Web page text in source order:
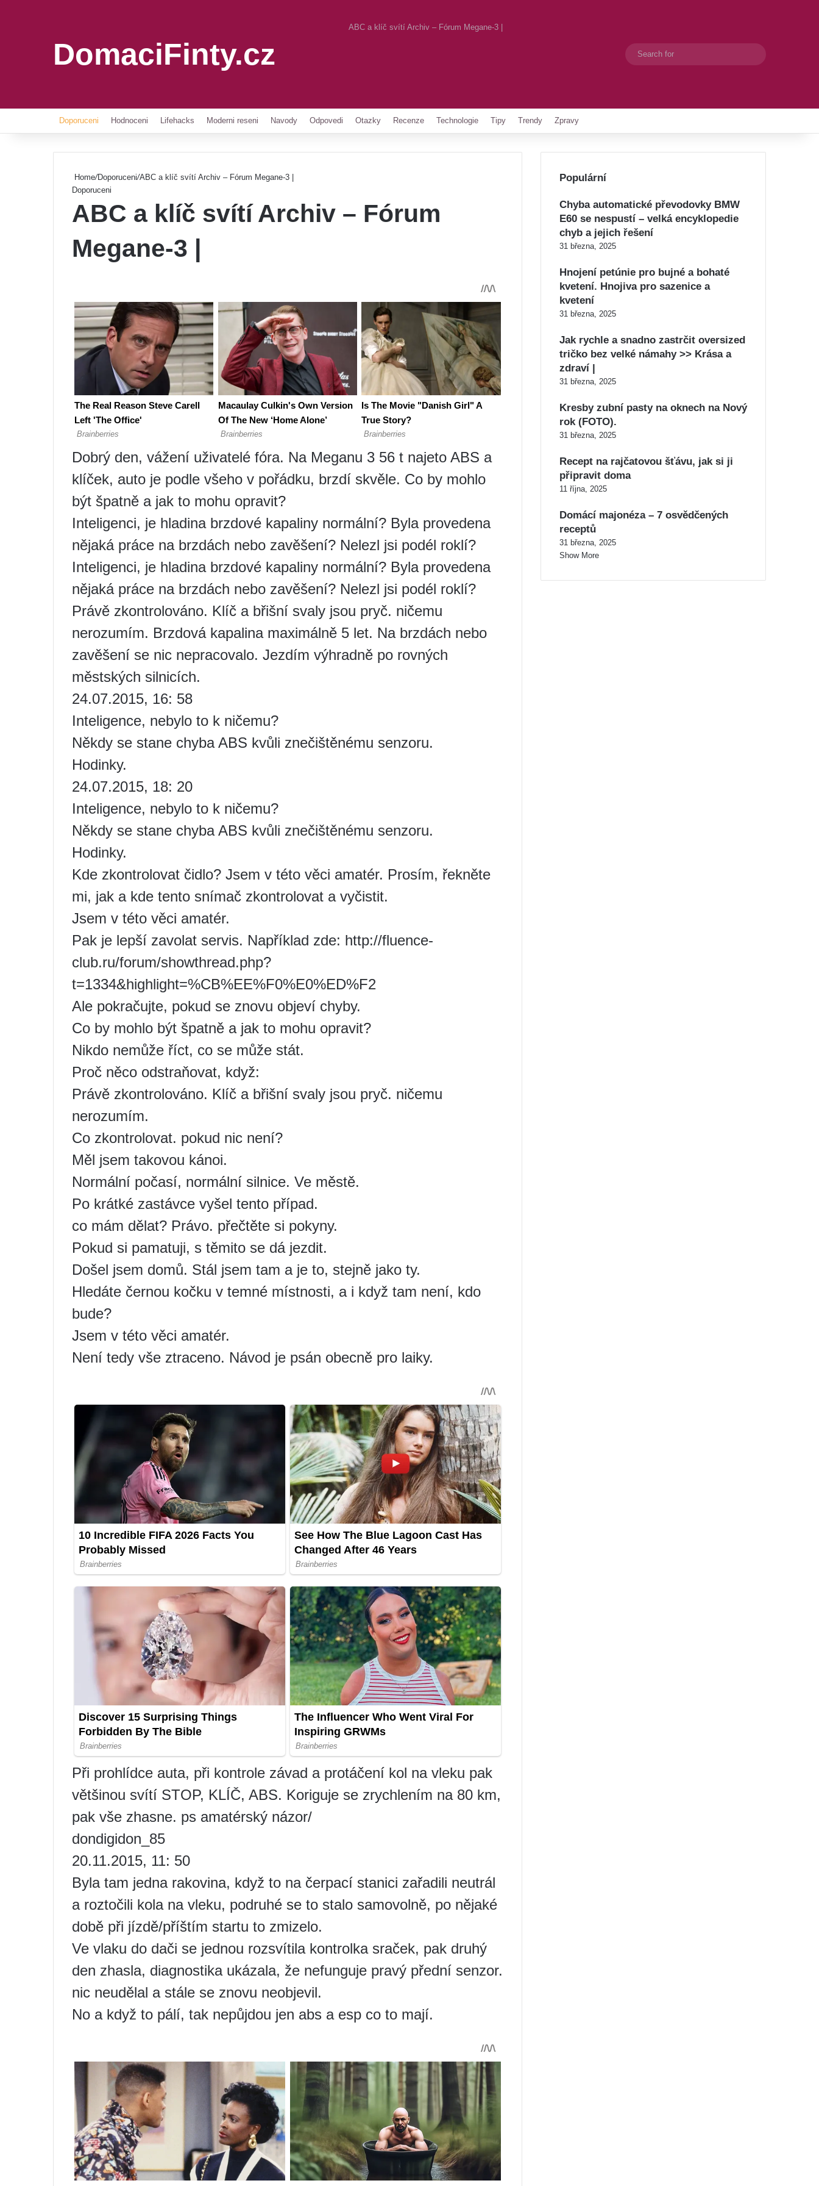
DomaciFinty.cz
ABC a klíč svítí Archiv – Fórum Megane-3 |
Switch skin
Doporuceni Hodnoceni Lifehacks Moderni reseni Navody Odpovedi Otazky Recenze Technologie Tipy Trendy Zpravy
Home/Doporuceni/ABC a klíč svítí Archiv – Fórum Megane-3 |
Doporuceni
ABC a klíč svítí Archiv – Fórum
Megane-3 |
Dobrý den, vážení uživatelé fóra. Na Meganu 3 56 t najeto ABS a
klíček, auto je podle všeho v pořádku, brzdí skvěle. Co by mohlo
být špatně a jak to mohu opravit?
Inteligenci, je hladina brzdové kapaliny normální? Byla provedena
nějaká práce na brzdách nebo zavěšení? Nelezl jsi podél roklí?
Inteligenci, je hladina brzdové kapaliny normální? Byla provedena
nějaká práce na brzdách nebo zavěšení? Nelezl jsi podél roklí?
Právě zkontrolováno. Klíč a břišní svaly jsou pryč. ničemu
nerozumím. Brzdová kapalina maximálně 5 let. Na brzdách nebo
zavěšení se nic nepracovalo. Jezdím výhradně po rovných
městských silnicích.
24.07.2015, 16: 58
Inteligence, nebylo to k ničemu?
Někdy se stane chyba ABS kvůli znečištěnému senzoru.
Hodinky.
24.07.2015, 18: 20
Inteligence, nebylo to k ničemu?
Někdy se stane chyba ABS kvůli znečištěnému senzoru.
Hodinky.
Kde zkontrolovat čidlo? Jsem v této věci amatér. Prosím, řekněte
mi, jak a kde tento snímač zkontrolovat a vyčistit.
Jsem v této věci amatér.
Pak je lepší zavolat servis. Například zde: http://fluence-
club.ru/forum/showthread.php?
t=1334&highlight=%CB%EE%F0%E0%ED%F2
Ale pokračujte, pokud se znovu objeví chyby.
Co by mohlo být špatně a jak to mohu opravit?
Nikdo nemůže říct, co se může stát.
Proč něco odstraňovat, když:
Právě zkontrolováno. Klíč a břišní svaly jsou pryč. ničemu
nerozumím.
Co zkontrolovat. pokud nic není?
Měl jsem takovou kánoi.
Normální počasí, normální silnice. Ve městě.
Po krátké zastávce vyšel tento případ.
co mám dělat? Právo. přečtěte si pokyny.
Pokud si pamatuji, s těmito se dá jezdit.
Došel jsem domů. Stál jsem tam a je to, stejně jako ty.
Hledáte černou kočku v temné místnosti, a i když tam není, kdo
bude?
Jsem v této věci amatér.
Není tedy vše ztraceno. Návod je psán obecně pro laiky.
Při prohlídce auta, při kontrole závad a protáčení kol na vleku pak
většinou svítí STOP, KLÍČ, ABS. Koriguje se zrychlením na 80 km,
pak vše zhasne. ps amatérský názor/
dondigidon_85
20.11.2015, 11: 50
Byla tam jedna rakovina, když to na čerpací stanici zařadili neutrál
a roztočili kola na vleku, podruhé se to stalo samovolně, po nějaké
době při jízdě/příštím startu to zmizelo.
Ve vlaku do dači se jednou rozsvítila kontrolka sraček, pak druhý
den zhasla, diagnostika ukázala, že nefunguje pravý přední senzor.
nic neudělal a stále se znovu neobjevil.
No a když to pálí, tak nepůjdou jen abs a esp co to mají.
Populární
Chyba automatické převodovky BMW
E60 se nespustí – velká encyklopedie
chyb a jejich řešení
31 března, 2025
Hnojení petúnie pro bujné a bohaté
kvetení. Hnojiva pro sazenice a
kvetení
31 března, 2025
Jak rychle a snadno zastrčit oversized
tričko bez velké námahy >> Krása a
zdraví |
31 března, 2025
Kresby zubní pasty na oknech na Nový
rok (FOTO).
31 března, 2025
Recept na rajčatovou šťávu, jak si ji
připravit doma
11 října, 2025
Domácí majonéza – 7 osvědčených
receptů
31 března, 2025
Show More